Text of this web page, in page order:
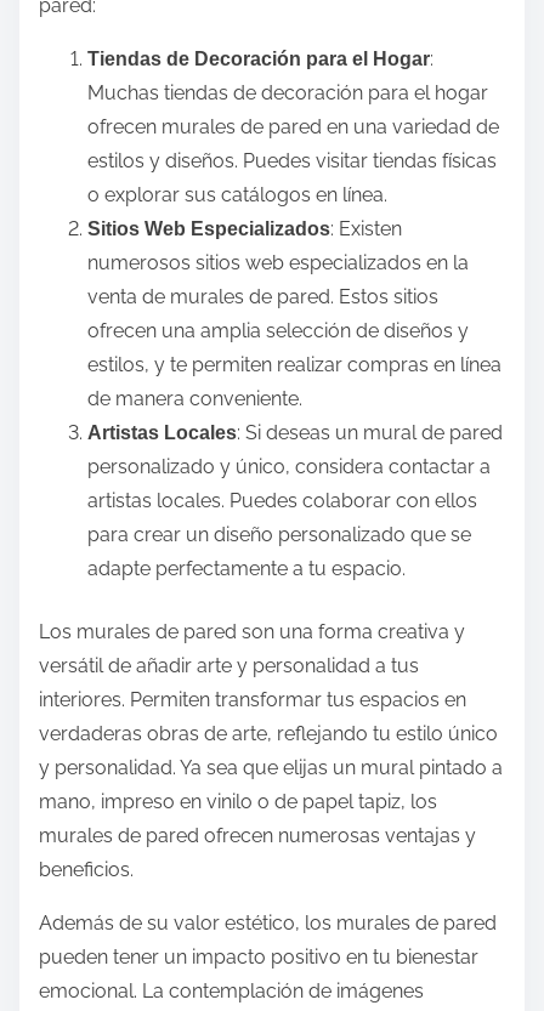
pared:
Tiendas de Decoración para el Hogar:
Muchas tiendas de decoración para el hogar
ofrecen murales de pared en una variedad de
estilos y diseños. Puedes visitar tiendas físicas
o explorar sus catálogos en línea.
Sitios Web Especializados: Existen
numerosos sitios web especializados en la
venta de murales de pared. Estos sitios
ofrecen una amplia selección de diseños y
estilos, y te permiten realizar compras en línea
de manera conveniente.
Artistas Locales: Si deseas un mural de pared
personalizado y único, considera contactar a
artistas locales. Puedes colaborar con ellos
para crear un diseño personalizado que se
adapte perfectamente a tu espacio.
Los murales de pared son una forma creativa y
versátil de añadir arte y personalidad a tus
interiores. Permiten transformar tus espacios en
verdaderas obras de arte, reflejando tu estilo único
y personalidad. Ya sea que elijas un mural pintado a
mano, impreso en vinilo o de papel tapiz, los
murales de pared ofrecen numerosas ventajas y
beneficios.
Además de su valor estético, los murales de pared
pueden tener un impacto positivo en tu bienestar
emocional. La contemplación de imágenes